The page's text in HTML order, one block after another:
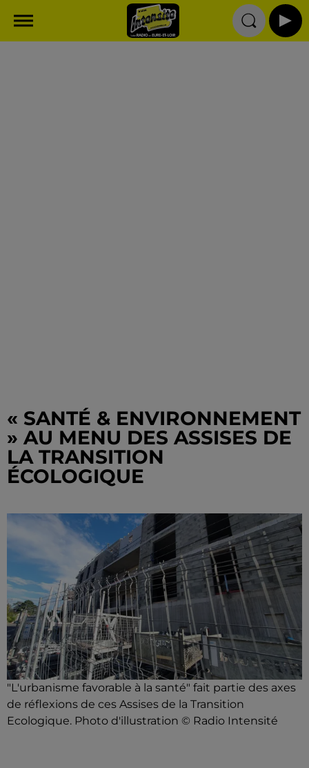
« SANTÉ & ENVIRONNEMENT
» AU MENU DES ASSISES DE
LA TRANSITION
ÉCOLOGIQUE
"L'urbanisme favorable à la santé" fait partie des axes
de réflexions de ces Assises de la Transition
Ecologique. Photo d'illustration © Radio Intensité